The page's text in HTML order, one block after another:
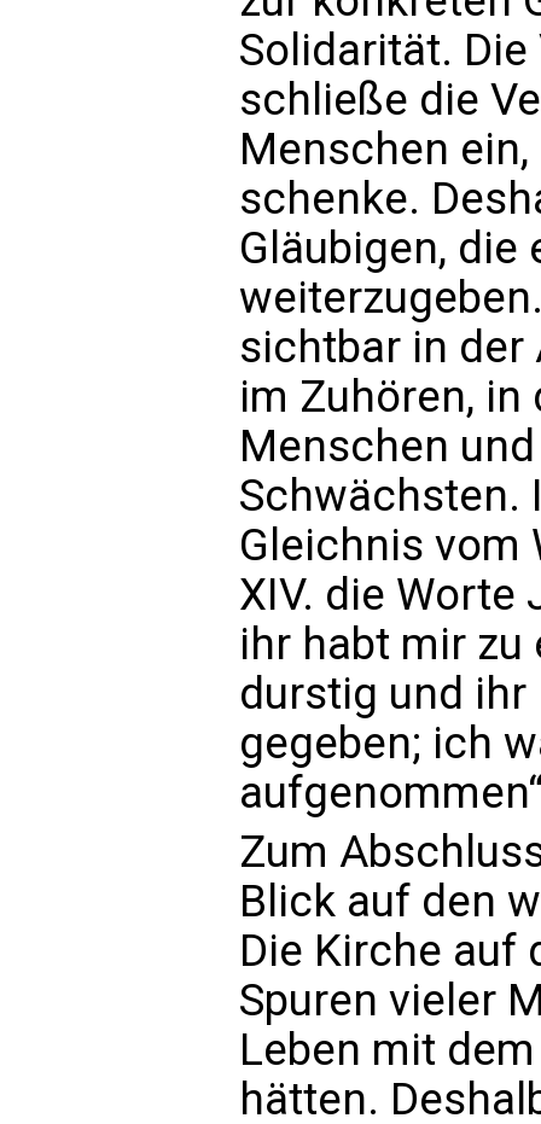
Solidarität.
schließe die
Menschen
schenke.
Gläubigen, die
sichtbar in der
im Zuhören, in
Menschen
Schwächsten.
Gleichnis vom
XIV. die Worte
ihr habt mir zu
durstig und
gegeben; ich
Zum
Blick auf den
Die Kirche auf
Spuren vieler
Leben mit
hätten.